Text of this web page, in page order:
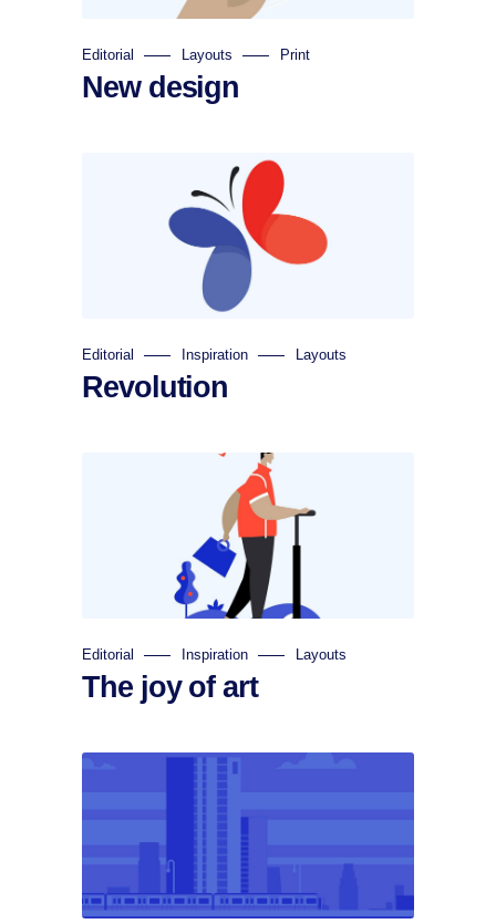
Editorial Layouts Print
New design
Editorial Inspiration Layouts
Revolution
Editorial Inspiration Layouts
The joy of art